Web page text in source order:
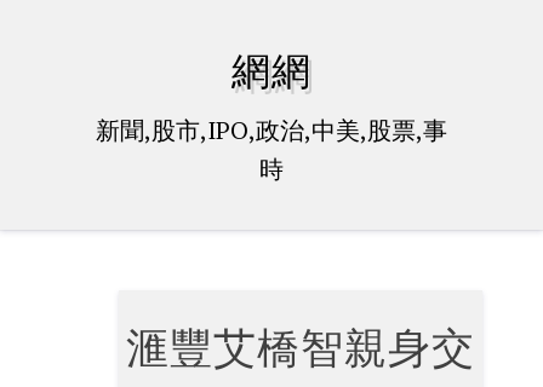
網網
新聞,股市,IPO,政治,中美,股票,事
時
滙豐艾橋智親身交